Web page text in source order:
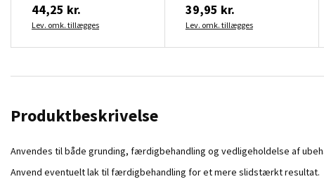
44,25 kr.
Lev. omk. tillægges
39,95 kr.
Lev. omk. tillægges
Produktbeskrivelse
Anvendes til både grunding, færdigbehandling og vedligeholdelse af
Anvend eventuelt lak til færdigbehandling for et mere slidstærkt resultat.